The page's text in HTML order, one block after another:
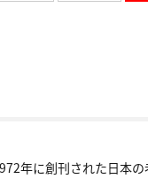
年に創刊された日本の